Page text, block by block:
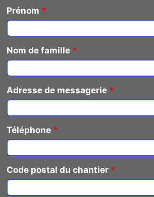
Prénom *
Nom de famille *
Adresse de messagerie *
Téléphone *
Code postal du chantier *